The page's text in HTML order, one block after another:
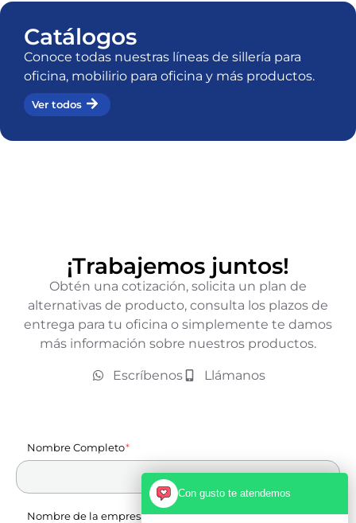
Catálogos
Conoce todas nuestras líneas de sillería para
oficina, mobilirio para oficina y más productos.
Ver todos
¡Trabajemos juntos!
Obtén una cotización, solicita un plan de
alternativas de producto, consulta los plazos de
entrega para tu oficina o simplemente te damos
más información sobre nuestros productos.
Escríbenos Llámanos
Nombre Completo
Nombre de la empresa
Con gusto te atendemos